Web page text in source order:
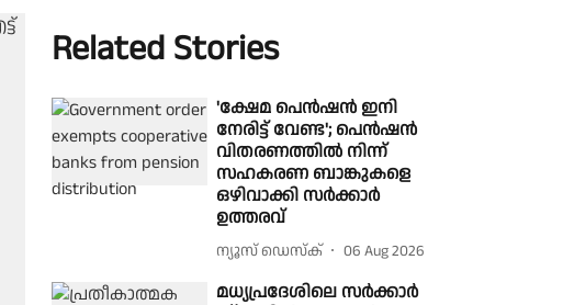
Related Stories
'ക്ഷേമ പെൻഷൻ ഇനി
നേരിട്ട് വേണ്ട'; പെൻഷൻ
വിതരണത്തിൽ നിന്ന്
സഹകരണ ബാങ്കുകളെ
ഒഴിവാക്കി സർക്കാർ
ഉത്തരവ്
ന്യൂസ് ഡെസ്ക് 06 Aug 2026
മധ്യപ്രദേശിലെ സർക്കാർ